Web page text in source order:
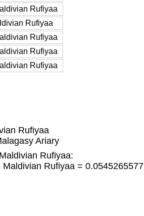
Rufiyaa
Rufiyaa
Rufiyaa
Rufiyaa
Rufiyaa
Rufiyaa
Ariary
Rufiyaa:
Rufiyaa = 0.0545265577